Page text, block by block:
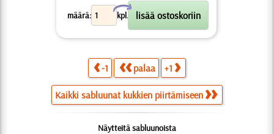
määrä: kpl.
X
-1 palaa +1
Kaikki sabluunat kukkien piirtämiseen
Näytteitä sabluunoista